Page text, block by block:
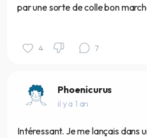
par une sorte de colle bon
4 7
Phoenicurus
il y a 1 an
Intéressant. Je me lançais dans